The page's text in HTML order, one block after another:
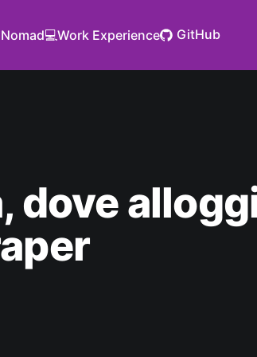
💻Work Experience GitHub
dove